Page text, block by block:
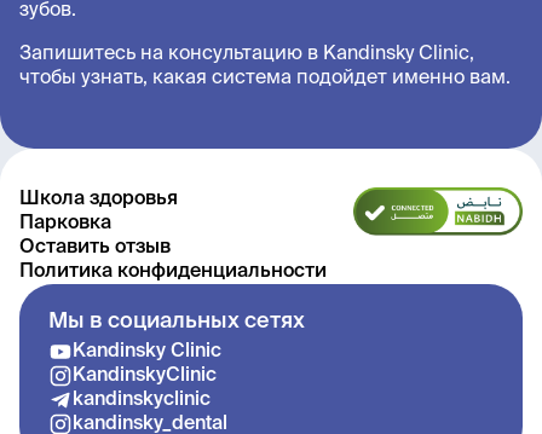
зубов.
Запишитесь на консультацию в Kandinsky Clinic,
чтобы узнать, какая система подойдет именно вам.
Школа здоровья
Парковка
Оставить отзыв
Политика конфиденциальности
Мы в социальных сетях
Kandinsky Clinic
KandinskyClinic
kandinskyclinic
kandinsky_dental